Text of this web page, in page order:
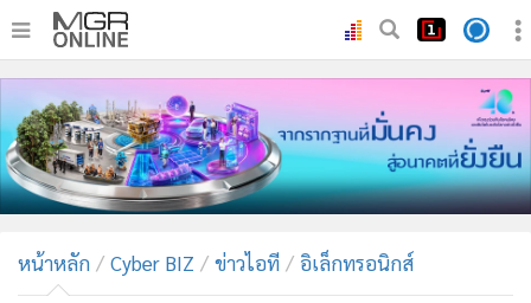
• ทันเหตุการณ์
• ภาคใต้
• ภูมิภาค
• บันเทิง
หน้าหลัก Cyber BIZ ข่าวไอที อิเล็กทรอนิกส์